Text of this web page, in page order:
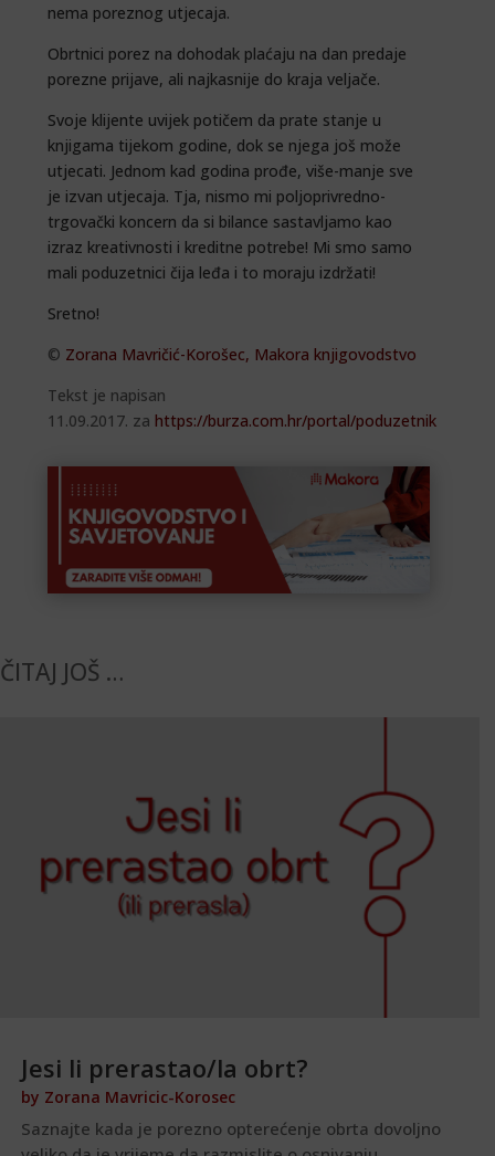
nema poreznog utjecaja.
Obrtnici porez na dohodak plaćaju na dan predaje
porezne prijave, ali najkasnije do kraja veljače.
Svoje klijente uvijek potičem da prate stanje u
knjigama tijekom godine, dok se njega još može
utjecati. Jednom kad godina prođe, više-manje sve
je izvan utjecaja. Tja, nismo mi poljoprivredno-
trgovački koncern da si bilance sastavljamo kao
izraz kreativnosti i kreditne potrebe! Mi smo samo
mali poduzetnici čija leđa i to moraju izdržati!
Sretno!
© Zorana Mavričić-Korošec, Makora knjigovodstvo
Tekst je napisan
11.09.2017. za https://burza.com.hr/portal/poduzetnik
ČITAJ JOŠ …
Jesi li prerastao/la obrt?
by Zorana Mavricic-Korosec
Saznajte kada je porezno opterećenje obrta dovoljno